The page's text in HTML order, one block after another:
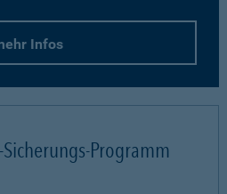
Infos
Programm